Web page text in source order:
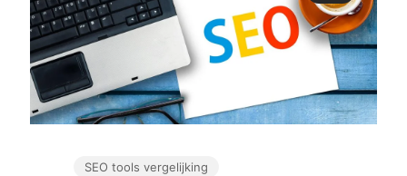
SEO tools vergelijking